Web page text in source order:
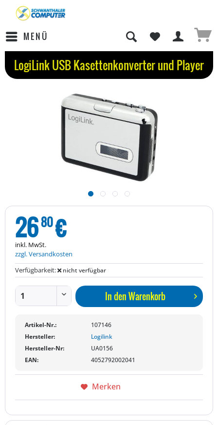
MENÜ
LogiLink USB Kasettenkonverter und Player
2680€
inkl. MwSt.
zzgl. Versandkosten
Verfügbarkeit:
nicht verfügbar
In denWarenkorb
Artikel-Nr.:
107146
Hersteller:
Logilink
Hersteller-Nr:
UA0156
EAN:
4052792002041
Merken